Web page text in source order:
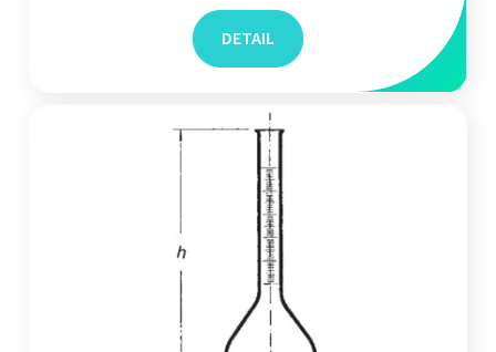
DETAIL